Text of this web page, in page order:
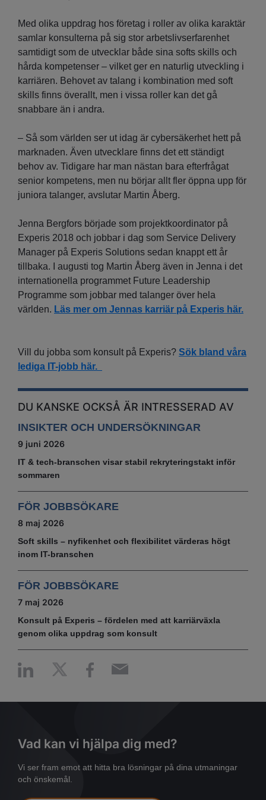
Med olika uppdrag hos företag i roller av olika karaktär
samlar konsulterna på sig stor arbetslivserfarenhet
samtidigt som de utvecklar både sina softs skills och
hårda kompetenser – vilket ger en naturlig utveckling i
karriären. Behovet av talang i kombination med soft
skills finns överallt, men i vissa roller kan det gå
snabbare än i andra.
– Så som världen ser ut idag är cybersäkerhet hett på
marknaden. Även utvecklare finns det ett ständigt
behov av. Tidigare har man nästan bara efterfrågat
senior kompetens, men nu börjar allt fler öppna upp för
juniora talanger, avslutar Martin Åberg.
Jenna Bergfors började som projektkoordinator på
Experis 2018 och jobbar i dag som Service Delivery
Manager på Experis Solutions sedan knappt ett år
tillbaka. I augusti tog Martin Åberg även in Jenna i det
internationella programmet Future Leadership
Programme som jobbar med talanger över hela
världen. Läs mer om Jennas karriär på Experis här.
Vill du jobba som konsult på Experis? Sök bland våra
lediga IT-jobb här.
DU KANSKE OCKSÅ ÄR INTRESSERAD AV
INSIKTER OCH UNDERSÖKNINGAR
9 juni 2026
IT & tech‑branschen visar stabil rekryteringstakt inför
sommaren
FÖR JOBBSÖKARE
8 maj 2026
Soft skills – nyfikenhet och flexibilitet värderas högt
inom IT-branschen
FÖR JOBBSÖKARE
7 maj 2026
Konsult på Experis – fördelen med att karriärväxla
genom olika uppdrag som konsult
Vad kan vi hjälpa dig med?
Vi ser fram emot att hitta bra lösningar på dina utmaningar
och önskemål.